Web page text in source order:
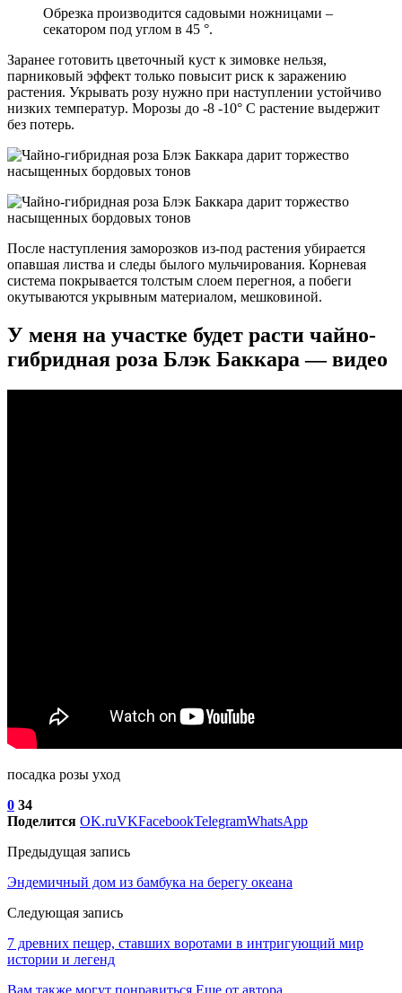
Обрезка производится садовыми ножницами –
секатором под углом в 45 °.
Заранее готовить цветочный куст к зимовке нельзя,
парниковый эффект только повысит риск к заражению
растения. Укрывать розу нужно при наступлении устойчиво
низких температур. Морозы до -8 -10° C растение выдержит
без потерь.
После наступления заморозков из-под растения убирается
опавшая листва и следы былого мульчирования. Корневая
система покрывается толстым слоем перегноя, а побеги
окутываются укрывным материалом, мешковиной.
У меня на участке будет расти чайно-
гибридная роза Блэк Баккара — видео
посадка розы уход
0 34
Поделится OK.ruVKFacebookTelegramWhatsApp
Предыдущая запись
Эндемичный дом из бамбука на берегу океана
Следующая запись
7 древних пещер, ставших воротами в интригующий мир
истории и легенд
Вам также могут понравиться Еще от автора